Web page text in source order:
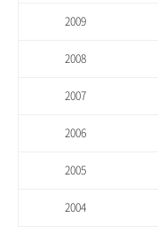
2009
2008
2007
2006
2005
2004